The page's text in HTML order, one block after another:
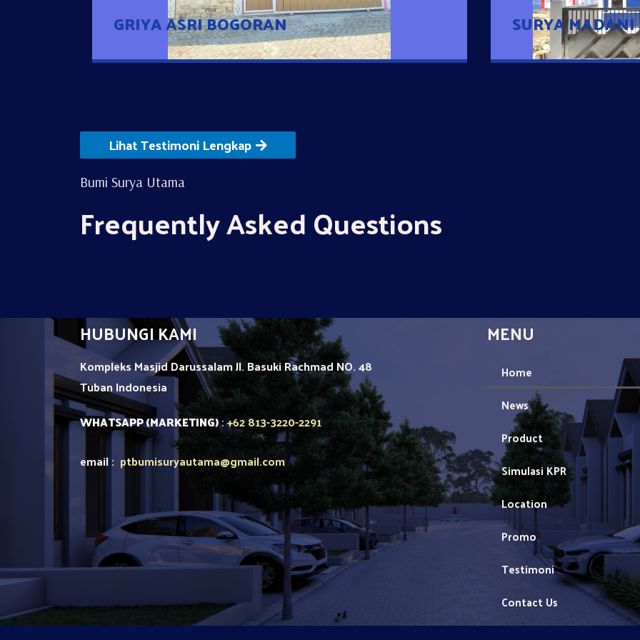
GRIYA ASRI BOGORAN SURYA
Lihat Testimoni Lengkap
Bumi Surya Utama
Frequently Asked Questions
HUBUNGI KAMI
Kompleks Masjid Darussalam Jl. Basuki Rachmad NO. 48
TubanIndonesia
WHATSAPP (MARKETING):+62 813-3220-2291
email : ptbumisuryautama@gmail.com
MENU
Home
News
Product
Simulasi KPR
Location
Promo
Testimoni
Contact Us